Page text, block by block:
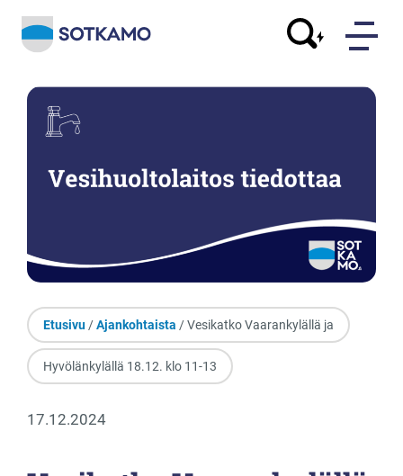
Etusivu/Ajankohtaista / Vesikatko Vaarankylällä ja
Hyvölänkylällä 18.12. klo 11-13
17.12.2024